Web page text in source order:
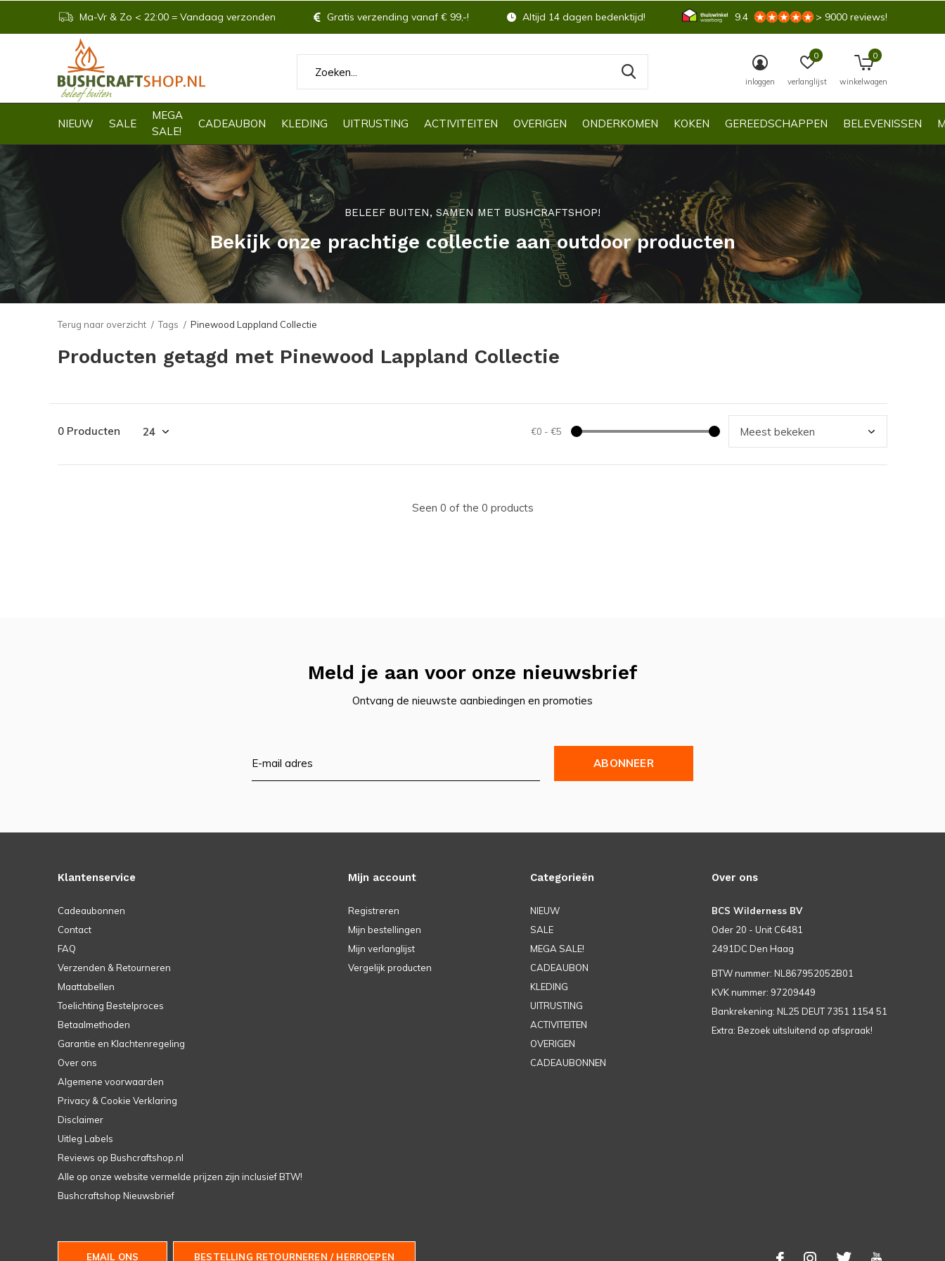
NIEUW SALE
MEGA
SALE!
CADEAUBON KLEDING UITRUSTING ACTIVITEITEN OVERIGEN ONDERKOMEN KOKEN GEREEDSCHAPPEN BELEVENISSEN
inloggen verlanglijst
0
winkelwagen
0
Ma-Vr & Zo < 22:00 = Vandaag verzonden Gratis verzending vanaf € 99,-! Altijd 14 dagen bedenktijd! 9.4 > 9000 reviews!
BELEEF BUITEN, SAMEN MET BUSHCRAFTSHOP!
Bekijk onze prachtige collectie aan outdoor producten
Terug naar overzicht Tags Pinewood Lappland Collectie
Producten getagd met Pinewood Lappland Collectie
0 Producten €0 - €5
Seen 0 of the 0 products
Meld je aan voor onze nieuwsbrief
Ontvang de nieuwste aanbiedingen en promoties
ABONNEER
Klantenservice
Cadeaubonnen
Contact
FAQ
Verzenden & Retourneren
Maattabellen
Toelichting Bestelproces
Betaalmethoden
Garantie en Klachtenregeling
Over ons
Algemene voorwaarden
Privacy & Cookie Verklaring
Disclaimer
Uitleg Labels
Reviews op Bushcraftshop.nl
Alle op onze website vermelde prijzen zijn inclusief BTW!
Bushcraftshop Nieuwsbrief
Mijn account
Registreren
Mijn bestellingen
Mijn verlanglijst
Vergelijk producten
Categorieën
NIEUW
SALE
MEGA SALE!
CADEAUBON
KLEDING
UITRUSTING
ACTIVITEITEN
OVERIGEN
CADEAUBONNEN
Over ons
BCS Wilderness BV
Oder 20 - Unit C6481
2491DC Den Haag
BTW nummer: NL867952052B01
KVK nummer: 97209449
Bankrekening: NL25 DEUT 7351 1154 51
Extra: Bezoek uitsluitend op afspraak!
EMAIL ONS BESTELLING RETOURNEREN / HERROEPEN